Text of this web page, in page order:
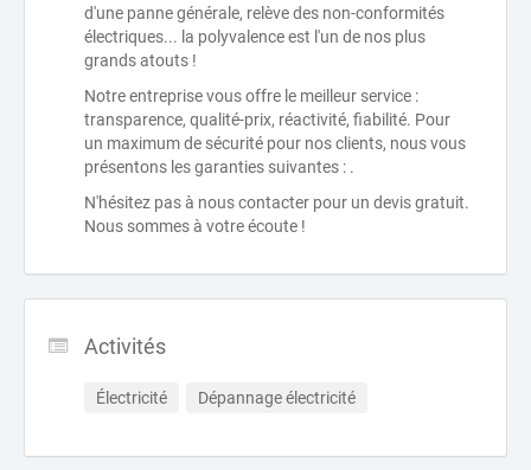
d'une panne générale, relève des non-conformités
électriques... la polyvalence est l'un de nos plus
grands atouts !
Notre entreprise vous offre le meilleur service :
transparence, qualité-prix, réactivité, fiabilité. Pour
un maximum de sécurité pour nos clients, nous vous
présentons les garanties suivantes : .
N'hésitez pas à nous contacter pour un devis gratuit.
Nous sommes à votre écoute !
Activités
Électricité Dépannage électricité